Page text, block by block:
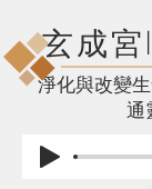
玄成宮
淨化與改變
通